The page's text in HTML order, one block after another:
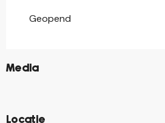
Geopend
Media
©
©
Locatie